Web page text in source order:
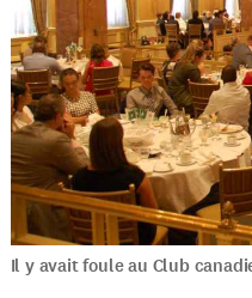
Il y avait foule au Club